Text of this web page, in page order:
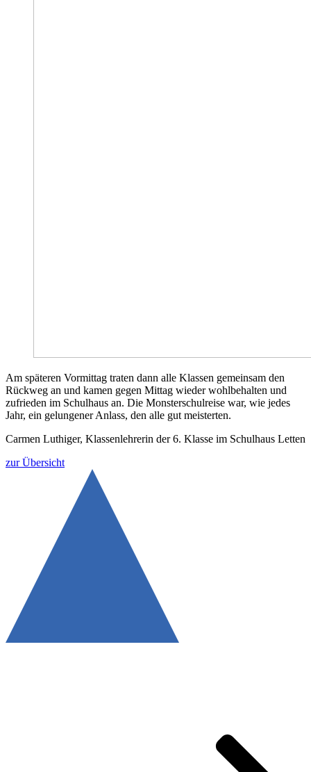
Am späteren Vormittag traten dann alle Klassen gemeinsam den
Rückweg an und kamen gegen Mittag wieder wohlbehalten und
zufrieden im Schulhaus an. Die Monsterschulreise war, wie jedes
Jahr, ein gelungener Anlass, den alle gut meisterten.
Carmen Luthiger, Klassenlehrerin der 6. Klasse im Schulhaus Letten
zur Übersicht